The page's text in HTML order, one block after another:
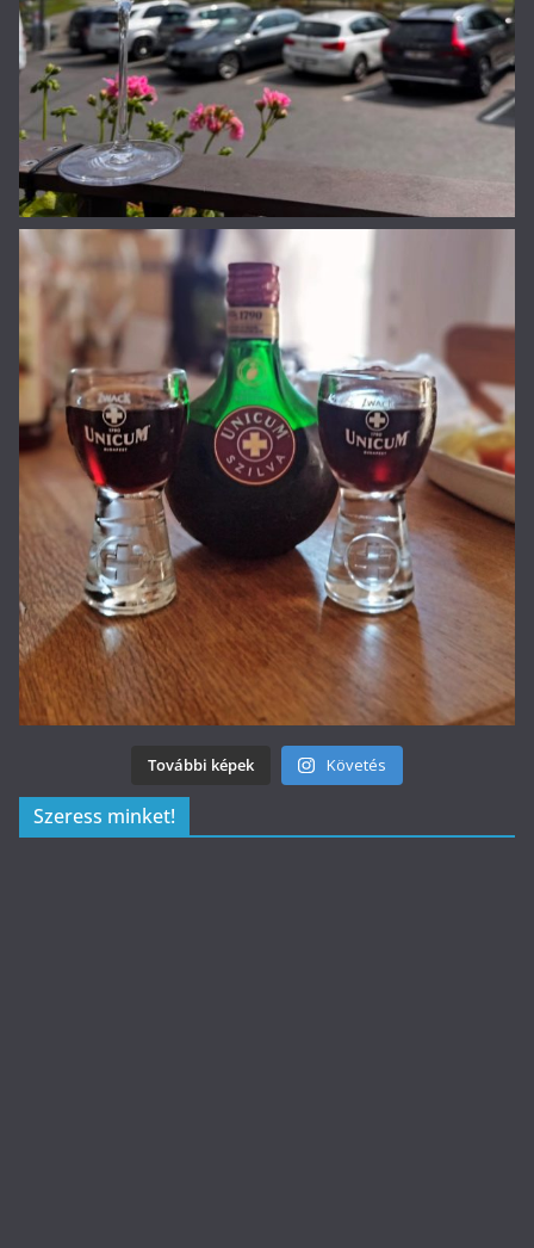
További képek Követés
Szeress minket!